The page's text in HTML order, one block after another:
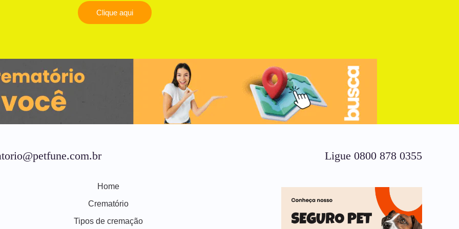
Clique aqui
Home
Crematório
Tipos de cremação
Ligue 0800 878 0355